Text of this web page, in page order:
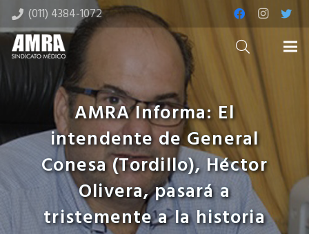
(011) 4384-1072
AMRA Informa: El
intendente de General
Conesa (Tordillo), Héctor
Olivera, pasará a
tristemente a la historia